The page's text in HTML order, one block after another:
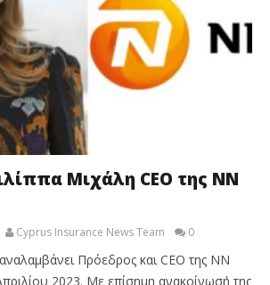
Μιχάλη CEO της NN
Cyprus Insurance News Team 0
Πρόεδρος και CEO της NN
2023. Με επίσημη ανακοίνωσή της